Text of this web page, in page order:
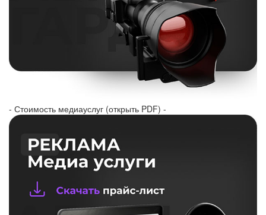
- Стоимость медиауслуг (открыть PDF) -